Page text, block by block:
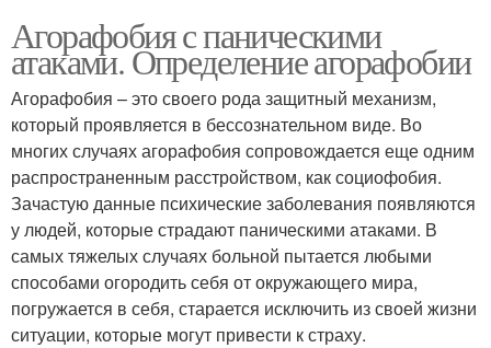
Агорафобия с паническими
атаками. Определение агорафобии
Агорафобия – это своего рода защитный механизм,
который проявляется в бессознательном виде. Во
многих случаях агорафобия сопровождается еще одним
распространенным расстройством, как социофобия.
Зачастую данные психические заболевания появляются
у людей, которые страдают паническими атаками. В
самых тяжелых случаях больной пытается любыми
способами огородить себя от окружающего мира,
погружается в себя, старается исключить из своей жизни
ситуации, которые могут привести к страху.